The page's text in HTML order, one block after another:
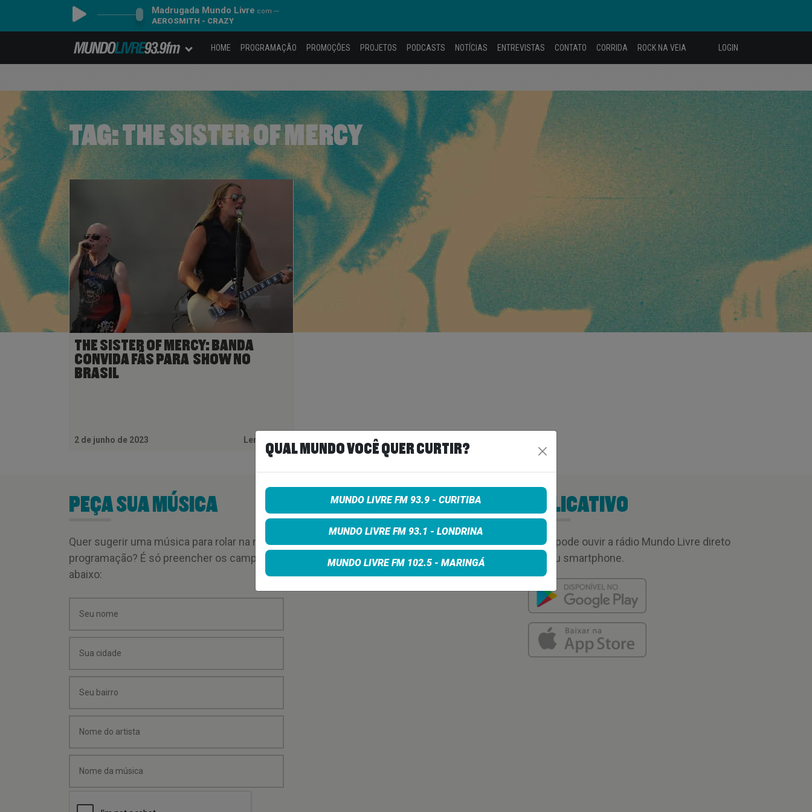
Madrugada Mundo Livre com ---
AEROSMITH - CRAZY
HOME PROGRAMAÇÃO PROMOÇÕES PROJETOS PODCASTS NOTÍCIAS ENTREVISTAS CONTATO CORRIDA ROCK NA VEIA LOGIN
TAG:THE SISTER OF MERCY
THE SISTER OF MERCY: BANDA
CONVIDA FÃS PARA SHOW NO
BRASIL
2 de junho de 2023 Ler Mais
PEÇA SUA MÚSICA
Quer sugerir uma música para rolar na minha
programação? É só preencher os campos
abaixo:
APLICATIVO
Você pode ouvir a rádio Mundo Livre direto
no seu smartphone.
QUAL MUNDO VOCÊ QUER CURTIR?
MUNDO LIVRE FM 93.9 - CURITIBA
MUNDO LIVRE FM 93.1 - LONDRINA
MUNDO LIVRE FM 102.5 - MARINGÁ